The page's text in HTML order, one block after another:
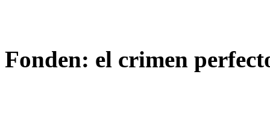
Fonden: el crimen